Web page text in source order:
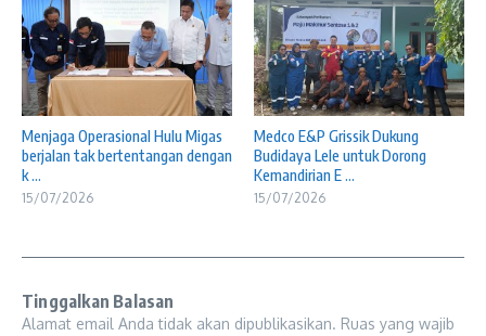
Menjaga Operasional Hulu Migas
berjalan tak bertentangan dengan
k ...
15/07/2026
Medco E&P Grissik Dukung
Budidaya Lele untuk Dorong
Kemandirian E ...
15/07/2026
Tinggalkan Balasan
Alamat email Anda tidak akan dipublikasikan. Ruas yang wajib